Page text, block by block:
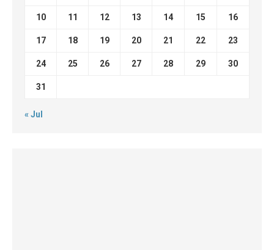
10 11 12 13 14 15 16
17 18 19 20 21 22 23
24 25 26 27 28 29 30
31
« Jul